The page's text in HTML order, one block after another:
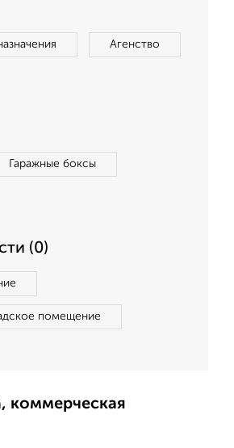
Агенство
Гаражные боксы
(0)
помещение
коммерческая